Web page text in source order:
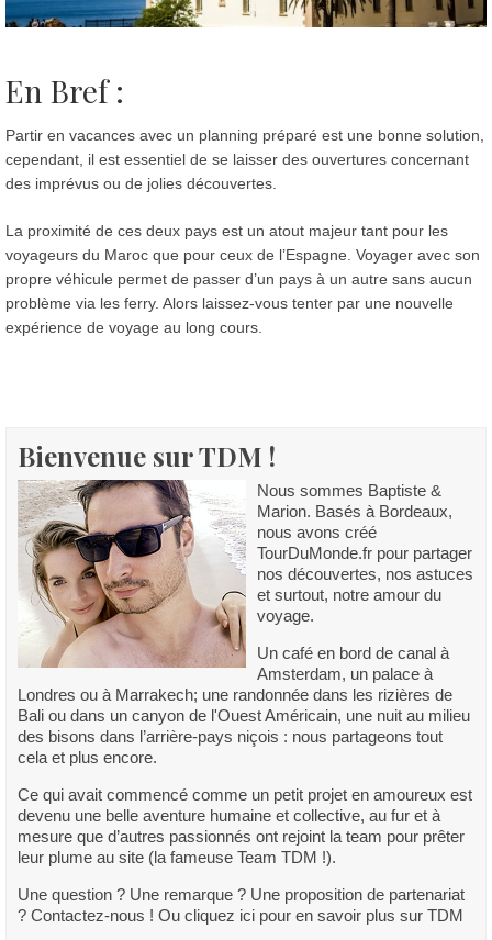
En Bref :
Partir en vacances avec un planning préparé est une bonne solution,
cependant, il est essentiel de se laisser des ouvertures concernant
des imprévus ou de jolies découvertes.
La proximité de ces deux pays est un atout majeur tant pour les
voyageurs du Maroc que pour ceux de l’Espagne. Voyager avec son
propre véhicule permet de passer d’un pays à un autre sans aucun
problème via les ferry. Alors laissez-vous tenter par une nouvelle
expérience de voyage au long cours.
Bienvenue sur TDM !
Nous sommes Baptiste &
Marion. Basés à Bordeaux,
nous avons créé
TourDuMonde.fr pour partager
nos découvertes, nos astuces
et surtout, notre amour du
voyage.
Un café en bord de canal à
Amsterdam, un palace à
Londres ou à Marrakech; une randonnée dans les rizières de
Bali ou dans un canyon de l'Ouest Américain, une nuit au milieu
des bisons dans l’arrière-pays niçois : nous partageons tout
cela et plus encore.
Ce qui avait commencé comme un petit projet en amoureux est
devenu une belle aventure humaine et collective, au fur et à
mesure que d’autres passionnés ont rejoint la team pour prêter
leur plume au site (la fameuse Team TDM !).
Une question ? Une remarque ? Une proposition de partenariat
? Contactez-nous ! Ou cliquez ici pour en savoir plus sur TDM